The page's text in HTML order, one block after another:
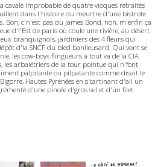
cavale improbable de quatre vioques retraités
dans l'histoire du meurtre d'une bistrote
Bon, c'n'est pas du James Bond, non, m'enfin ça
d'l'Est de paris où coule une rivière, au désert
branquignols, jardiniers des 4 fleurs qui
d'la SNCF du bled banlieusard. Qui vont se
les cow-boys flingueurs à tout va de la CIA
les arbalétriers de la tour pointue qui n'font
palpitante ou pilpatante comme disait le
Hautes Pyrénées en s'tartinant d'ail un
d'une pincée d'gros sel et d'un filet